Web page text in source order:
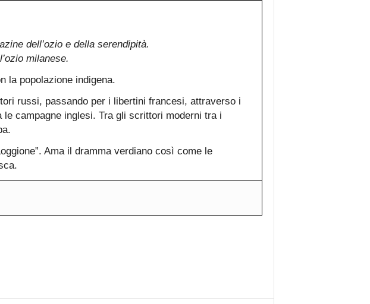
dell’ozio e della serendipità.
milanese.
la popolazione indigena.
russi, passando per i libertini francesi, attraverso i
campagne inglesi. Tra gli scrittori moderni tra i
Ama il dramma verdiano così come le